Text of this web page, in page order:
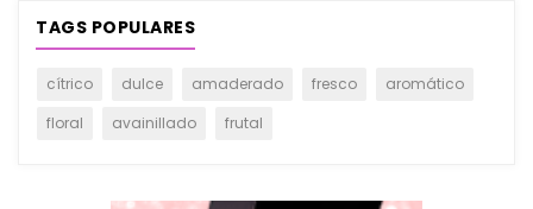
TAGS POPULARES
cítrico dulce amaderado fresco
aromático
floral
avainillado frutal